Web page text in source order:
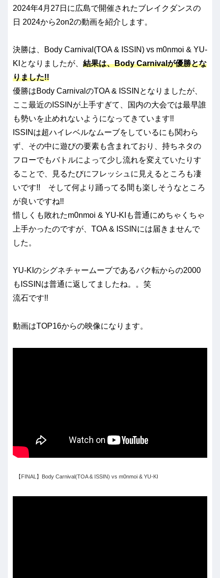
2024年4月27日に広島で開催されたブレイクダンスの
日 2024から2on2の動画を紹介します。
決勝は、Body Carnival(TOA & ISSIN) vs m0nmoi & YU-
KIとなりましたが、 結果は、Body Carnivalが優勝とな
りました!!
優勝はBody CarnivalのTOA & ISSINとなりましたが、
ここ最近のISSINが上手すぎて、国内の大会では最早誰
も勢いを止めれないようになってきています!!
ISSINは超ハイレベルなムーブをしているにも関わら
ず、その中に遊びの要素も含まれており、持ちネタの
フローでもバトルによって少し流れを変えていたりす
ることで、見るたびにフレッシュに見えるところも凄
いです!! そして何より踊ってる間も楽しそうなところ
が良いですね!!
惜しくも敗れたm0nmoi & YU-KIも普通にめちゃくちゃ
上手かったのですが、TOA & ISSINには届きませんで
した。
YU-KIのシグネチャームーブであるバク転からの2000
もISSINは普通に返してましたね。。笑
流石です!!
動画はTOP16からの映像になります。
【FINAL】Body Carnival(TOA & ISSIN) vs m0nmoi & YU-KI